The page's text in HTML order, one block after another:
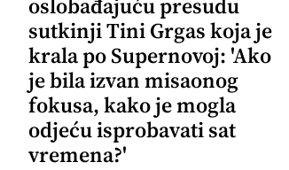
sutkinji Tini Grgas koja je
krala po Supernovoj: 'Ako
je bila izvan misaonog
fokusa, kako je mogla
odjeću isprobavati sat
vremena?'